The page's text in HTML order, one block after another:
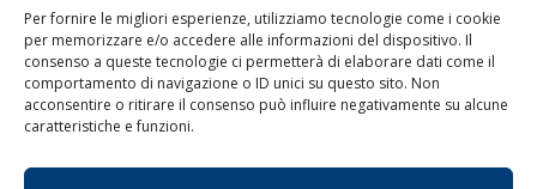
Per fornire le migliori esperienze, utilizziamo tecnologie come i cookie
per memorizzare e/o accedere alle informazioni del dispositivo. Il
consenso a queste tecnologie ci permetterà di elaborare dati come il
comportamento di navigazione o ID unici su questo sito. Non
acconsentire o ritirare il consenso può influire negativamente su alcune
caratteristiche e funzioni.
Trasporti
Varie
Sostenibilità
Compagnie di Navigazione
Blue economy